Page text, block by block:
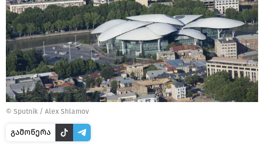
© Sputnik / Alex Shlamov
გამოწერა